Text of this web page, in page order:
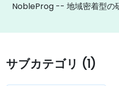
NobleProg -- 地域密着型の
サブカテゴリ (1)